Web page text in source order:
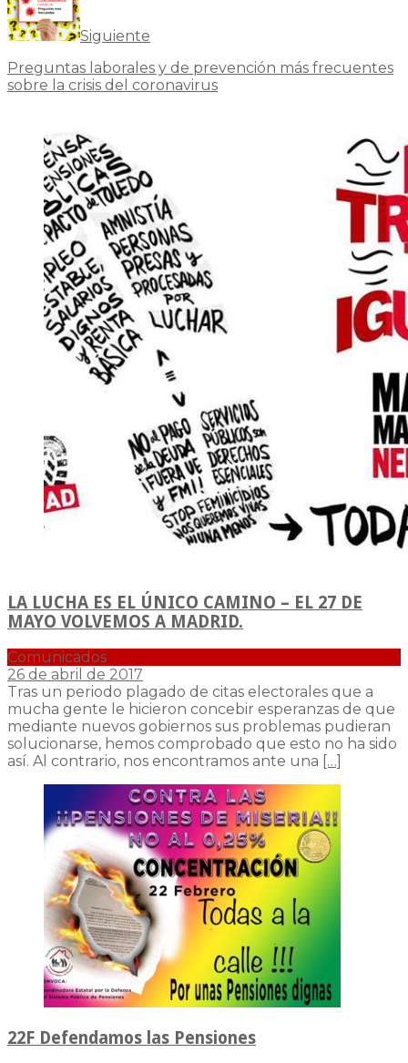
Siguiente
Preguntas laborales y de prevención más frecuentes
sobre la crisis del coronavirus
LA LUCHA ES EL ÚNICO CAMINO – EL 27 DE
MAYO VOLVEMOS A MADRID.
Comunicados
26 de abril de 2017
Tras un periodo plagado de citas electorales que a
mucha gente le hicieron concebir esperanzas de que
mediante nuevos gobiernos sus problemas pudieran
solucionarse, hemos comprobado que esto no ha sido
así. Al contrario, nos encontramos ante una […]
22F Defendamos las Pensiones